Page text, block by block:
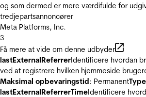
og som dermed er mere værdifulde for
tredjepartsannoncører
Meta Platforms, Inc.
3
Få mere at vide om denne udbyder
lastExternalReferrerIdentificere hvordan
ved at registrere hvilken hjemmeside
Maksimal opbevaringstid: PermanentType
lastExternalReferrerTimeIdentificere